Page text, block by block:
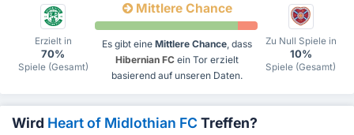
Erzielt in
70%
Spiele (Gesamt)
Mittlere Chance
Es gibt eine Mittlere Chance, dass
Hibernian FC ein Tor erzielt
basierend auf unseren Daten.
Zu Null Spiele in
10%
Spiele (Gesamt)
Wird Heart of Midlothian FC Treffen?